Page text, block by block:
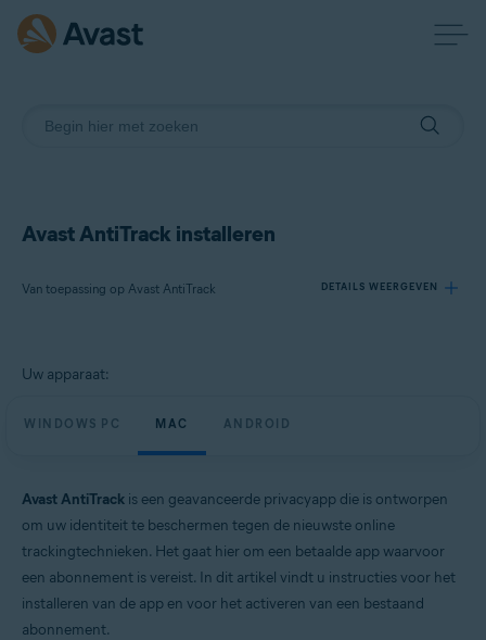
Avast AntiTrack installeren
Van toepassing op Avast AntiTrack DETAILS WEERGEVEN
Producten:
Uw apparaat:
WINDOWS PC MAC ANDROID
Avast AntiTrack is een geavanceerde privacyapp die is ontworpen
om uw identiteit te beschermen tegen de nieuwste online
trackingtechnieken. Het gaat hier om een betaalde app waarvoor
een abonnement is vereist. In dit artikel vindt u instructies voor het
installeren van de app en voor het activeren van een bestaand
abonnement.